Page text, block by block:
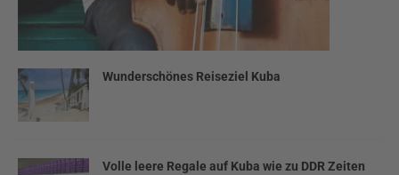
Wunderschönes Reiseziel Kuba
Volle leere Regale auf Kuba wie zu DDR Zeiten